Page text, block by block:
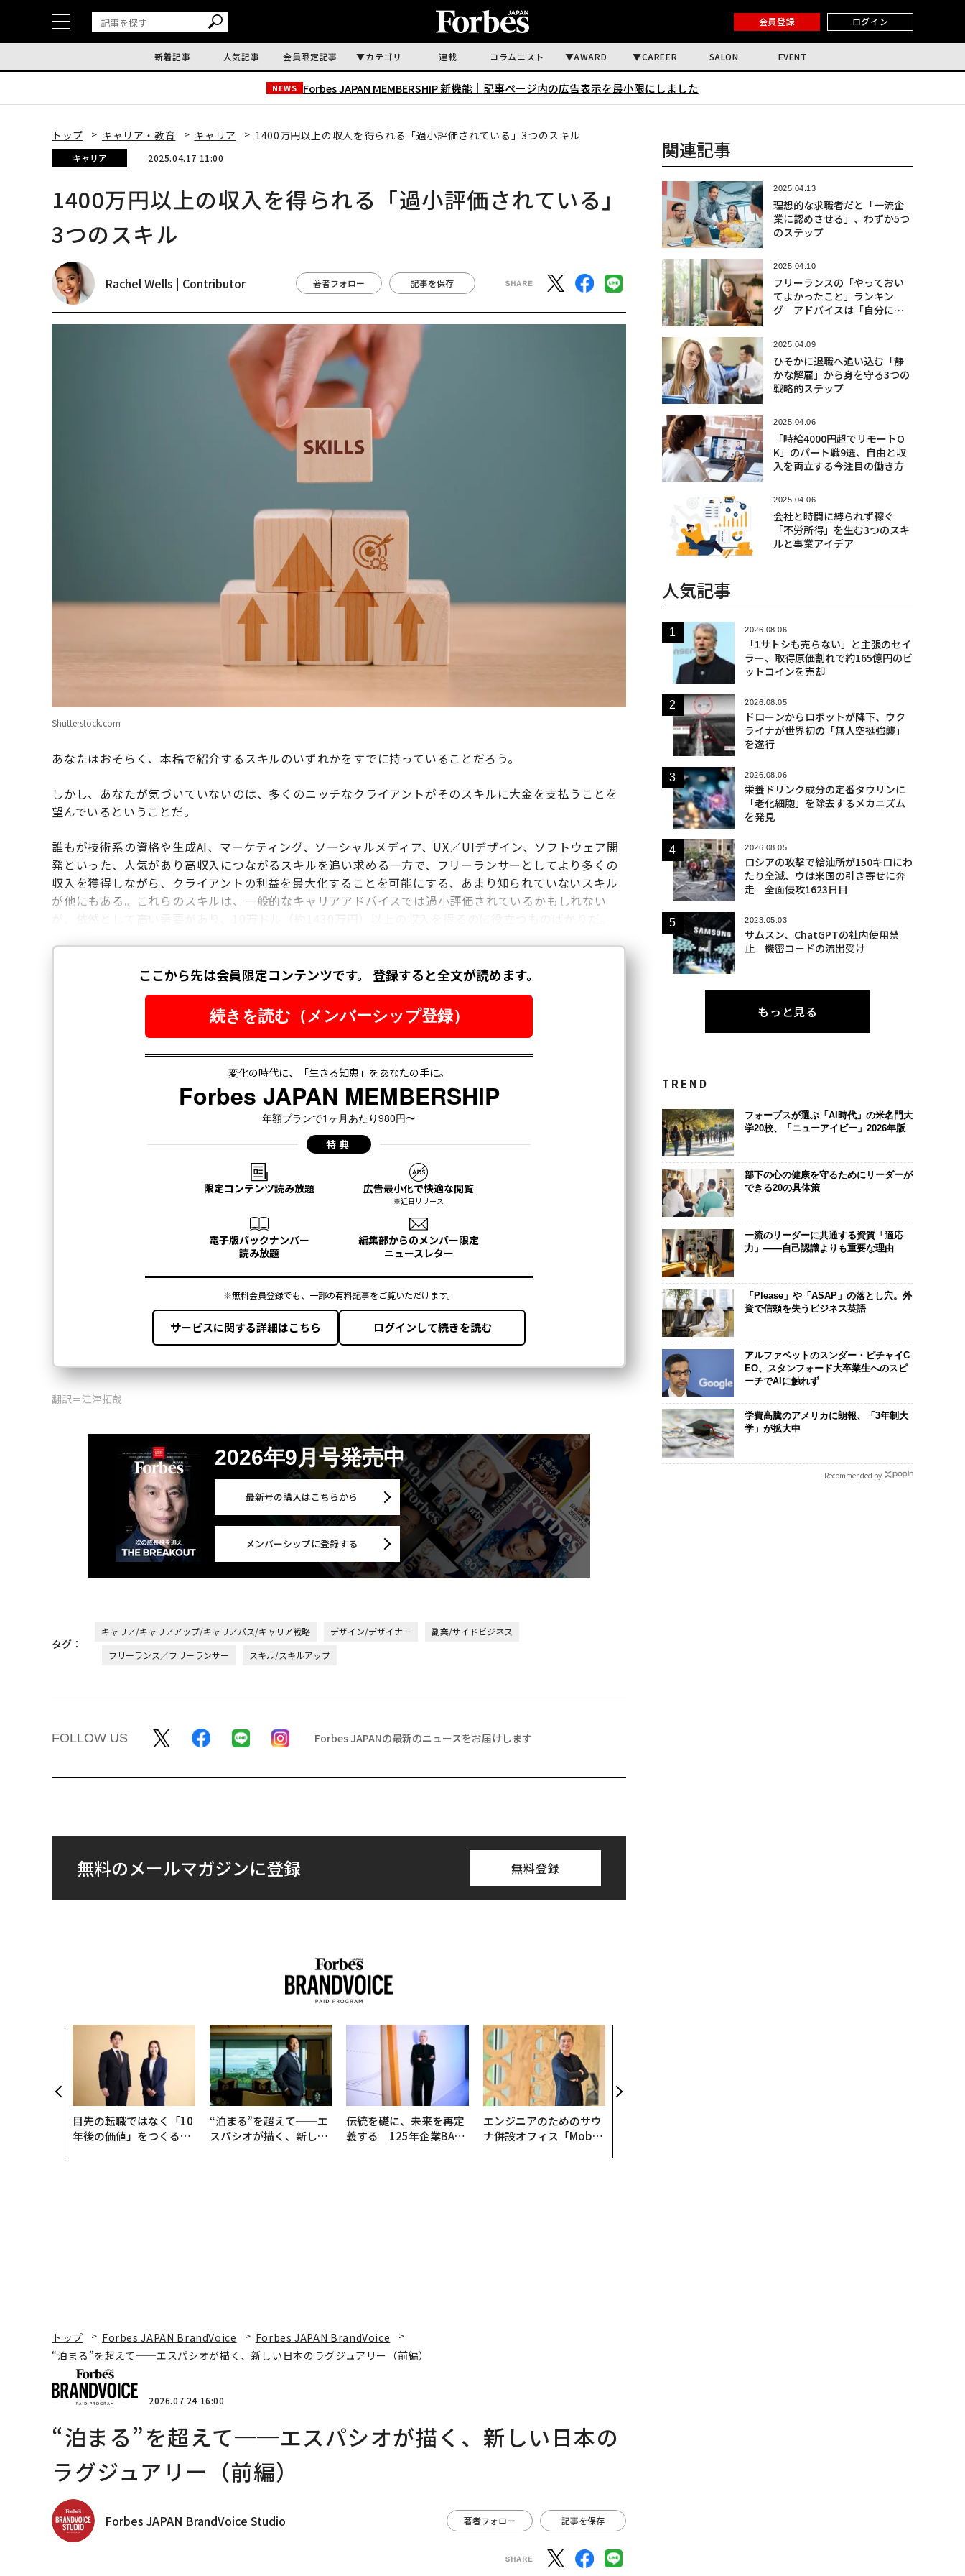
会員登録 ログイン
新着記事 人気記事 会員限定記事 カテゴリ 連載 コラムニスト AWARD CAREER SALON EVENT
NEWS Forbes JAPAN MEMBERSHIP 新機能｜ 記事ページ内の広告表示を最小限にしました
トップ キャリア・教育 キャリア 1400万円以上の収入を得られる「過小評価されている」3つのスキル
キャリア 2025.04.17 11:00
1400万円以上の収入を得られる「過小評価されている」
3つのスキル
Rachel Wells | Contributor 著者フォロー 記事を保存
Shutterstock.com
あなたはおそらく、本稿で紹介するスキルのいずれかをすでに持っていることだろう。
しかし、あなたが気づいていないのは、多くのニッチなクライアントがそのスキルに大金を支払うことを
望んでいるということだ。
誰もが技術系の資格や生成AI、マーケティング、ソーシャルメディア、UX／UIデザイン、ソフトウェア開
発といった、人気があり高収入につながるスキルを追い求める一方で、フリーランサーとしてより多くの
収入を獲得しながら、クライアントの利益を最大化することを可能にする、あまり知られていないスキル
が他にもある。これらのスキルは、一般的なキャリアアドバイスでは過小評価されているかもしれない
翻訳＝江津拓哉
2026年9月号発売中
最新号の購入はこちらから
メンバーシップに登録する
タグ：
キャリア/キャリアアップ/キャリアパス/キャリア戦略 デザイン/デザイナー
副業/サイドビジネス
フリーランス／フリーランサー
スキル/スキルアップ
FOLLOW US Forbes JAPANの最新のニュースをお届けします
無料のメールマガジンに登録 無料登録
目先の転職ではなく「10
年後の価値」をつくる─
“泊まる”を超えて──エ
スパシオが描く、新しい
伝統を礎に、未来を再定
義する 125年企業BAT
エンジニアのためのサウ
ナ併設オフィス「Mobiu
る1日│CAREER SUMMI
関連記事
2025.04.13
理想的な求職者だと「一流企
業に認めさせる」、わずか5つ
のステップ
2025.04.10
フリーランスの「やっておい
てよかったこと」ランキン
グ アドバイスは「自分に負
2025.04.09
ひそかに退職へ追い込む「静
かな解雇」から身を守る3つの
戦略的ステップ
2025.04.06
「時給4000円超でリモートO
K」のパート職9選、自由と収
入を両立する今注目の働き方
2025.04.06
会社と時間に縛られず稼ぐ
「不労所得」を生む3つのスキ
ルと事業アイデア
人気記事
2026.08.06
「1サトシも売らない」と主張のセイ
ラー、取得原価割れで約165億円のビ
ットコインを売却
2026.08.05
ドローンからロボットが降下、ウク
ライナが世界初の「無人空挺強襲」
を遂行
2026.08.06
栄養ドリンク成分の定番タウリンに
「老化細胞」を除去するメカニズム
を発見
2026.08.05
ロシアの攻撃で給油所が150キロにわ
たり全滅、ウは米国の引き寄せに奔
走 全面侵攻1623日目
2023.05.03
サムスン、ChatGPTの社内使用禁
止 機密コードの流出受け
もっと見る
TREND
フォーブスが選ぶ「AI時代」の米名門大
学20校、「ニューアイビー」2026年版
部下の心の健康を守るためにリーダーが
できる20の具体策
一流のリーダーに共通する資質「適応
力」——自己認識よりも重要な理由
「Please」や「ASAP」の落とし穴。外
資で信頼を失うビジネス英語
アルファベットのスンダー・ピチャイC
EO、スタンフォード大卒業生へのスピ
ーチでAIに触れず
学費高騰のアメリカに朗報、「3年制大
学」が拡大中
Recommended by
トップ Forbes JAPAN BrandVoice
Forbes JAPAN BrandVoice
“泊まる”を超えて──エスパシオが描く、新しい日本のラグジュアリー（前編）
2026.07.24 16:00
“泊まる”を超えて──エスパシオが描く、新しい日本の
ラグジュアリー（前編）
Forbes JAPAN BrandVoice Studio 著者フォロー 記事を保存